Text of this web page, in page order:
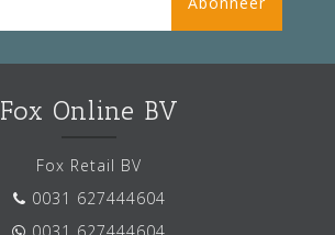
Fox Online BV
Fox Retail BV
0031 627444604